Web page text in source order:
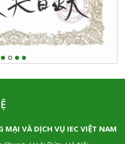
MẠI VÀ DỊCH VỤ IEC VIỆT NAM